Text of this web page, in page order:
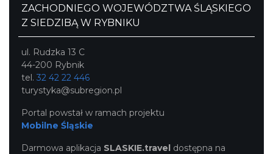
ZACHODNIEGO WOJEWÓDZTWA ŚLĄSKIEGO
Z SIEDZIBĄ W RYBNIKU
ul. Rudzka 13 C
44-200 Rybnik
tel. 32 42 22 446
turystyka@subregion.pl
Portal powstał w ramach projektu
Mobilne Śląskie
Darmowa aplikacja SLASKIE.travel dostępna na